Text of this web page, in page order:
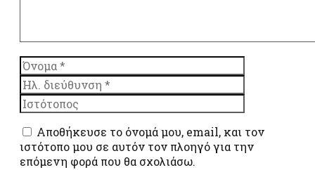
Όνομα
διεύθυνση
Αποθήκευσε το όνομά μου, email, και τον
ιστότοπο μου σε αυτόν τον πλοηγό για την
επόμενη φορά που θα σχολιάσω.